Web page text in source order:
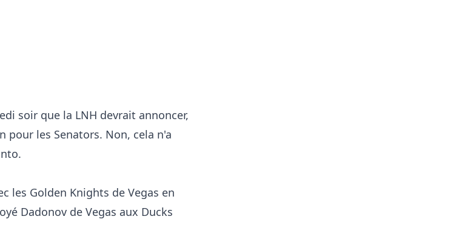
soir que la LNH devrait annoncer,
les Senators. Non, cela n'a
les Golden Knights de Vegas en
Dadonov de Vegas aux Ducks